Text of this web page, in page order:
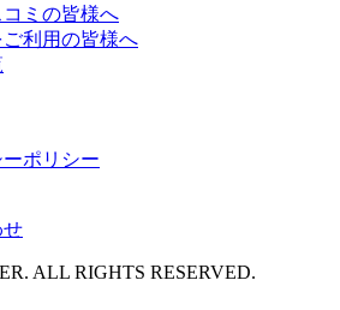
ミの皆様へ
利用の皆様へ
ポリシー
せ
ALL RIGHTS RESERVED.